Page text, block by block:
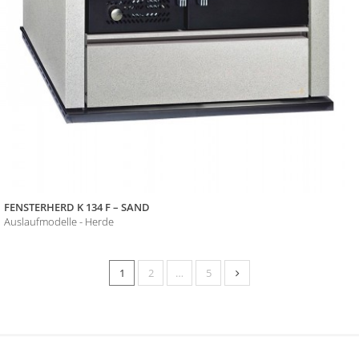
FENSTERHERD K 134 F – SAND
Auslaufmodelle - Herde
1 2 … 5